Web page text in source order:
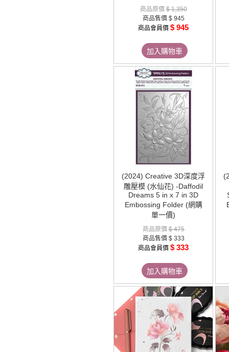
商品原價$ 1,350
商品售價 $ 945
商品會員價 $ 945
加入購物車
(2024) Creative 3D深度浮
雕壓模 (水仙花) -Daffodil
Dreams 5 in x 7 in 3D
Embossing Folder (網購
單一價)
商品原價$ 475
商品售價 $ 333
商品會員價 $ 333
加入購物車